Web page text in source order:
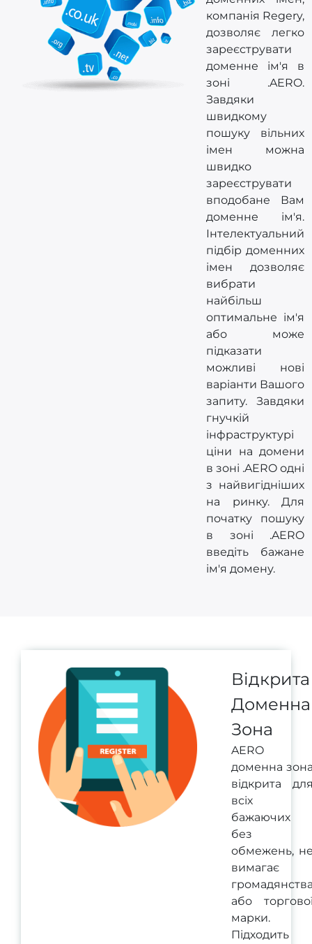
компанія Regery,
дозволяє легко
зареєструвати
доменне ім'я в
зоні .AERO.
Завдяки
швидкому
пошуку вільних
імен можна
швидко
зареєструвати
вподобане Вам
доменне ім'я.
Інтелектуальний
підбір доменних
імен дозволяє
вибрати
найбільш
оптимальне ім'я
або може
підказати
можливі нові
варіанти Вашого
запиту. Завдяки
гнучкій
інфраструктурі
ціни на домени
в зоні .AERO одні
з найвигідніших
на ринку. Для
початку пошуку
в зоні .AERO
введіть бажане
ім'я домену.
Відкрита
Доменна
Зона
AERO
доменна
відкрита
всіх
бажаючих
без
обмежень,
вимагає
або
марки.
Підходить